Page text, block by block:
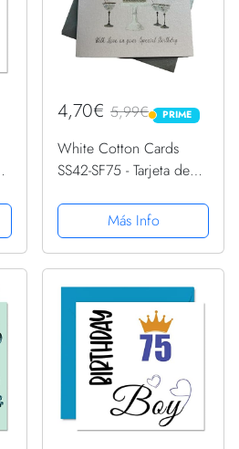
4,70€ 5,99€ PRIME
PRIME
White Cotton Cards
SS42-SF75 - Tarjeta de
cumpleaños, diseño de
copas de champán,
color rosa
Más Info